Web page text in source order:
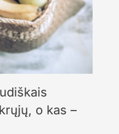
o kas –